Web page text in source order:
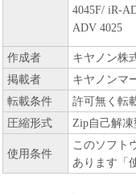
4045F/ iR-
ADV 4025
作成者
キヤノン株
掲載者
キヤノンマ
転載条件
許可無く転
圧縮形式
Zip自己解凍
使用条件
このソフト
あります「